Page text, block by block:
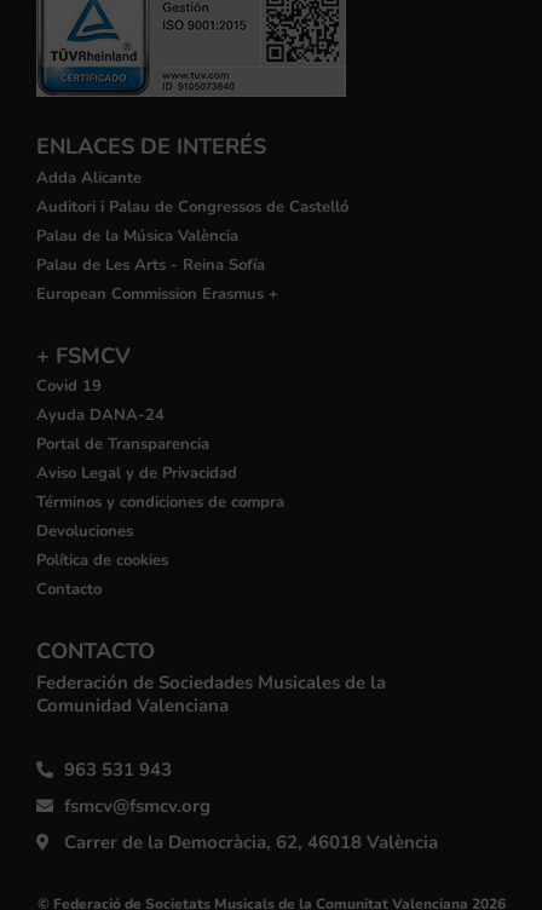
ENLACES DE INTERÉS
Adda Alicante
Auditori i Palau de Congressos de Castelló
Palau de la Música València
Palau de Les Arts - Reina Sofía
European Commission Erasmus +
+ FSMCV
Covid 19
Ayuda DANA-24
Portal de Transparencia
Aviso Legal y de Privacidad
Términos y condiciones de compra
Devoluciones
Política de cookies
Contacto
CONTACTO
Federación de Sociedades Musicales de la
Comunidad Valenciana
963 531 943
fsmcv@fsmcv.org
Carrer de la Democràcia, 62, 46018 València
© Federació de Societats Musicals de la Comunitat Valenciana 2026